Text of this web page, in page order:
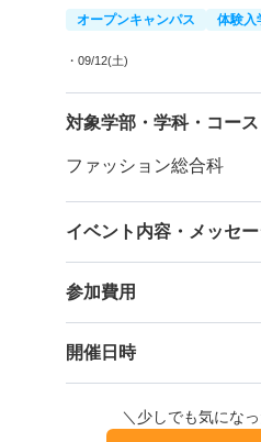
オープンキャンパス 体験入
・09/12(土)
対象学部・学科・コース
ファッション総合科
イベント内容・メッセ
参加費用
開催日時
＼少しでも気にな